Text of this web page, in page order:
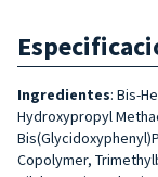
Ingredientes: Bis-
Hydroxypropyl
Copolymer,